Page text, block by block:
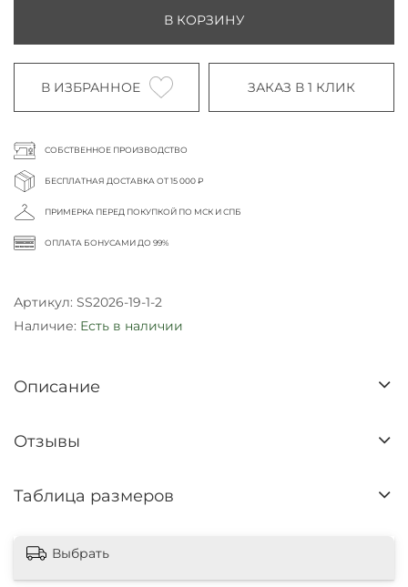
В КОРЗИНУ
В ИЗБРАННОЕ ЗАКАЗ В 1 КЛИК
СОБСТВЕННОЕ ПРОИЗВОДСТВО
БЕСПЛАТНАЯ ДОСТАВКА ОТ 15 000 ₽
ПРИМЕРКА ПЕРЕД ПОКУПКОЙ ПО МСК И СПБ
ОПЛАТА БОНУСАМИ ДО 99%
Артикул: SS2026-19-1-2
Наличие: Есть в наличии
Описание
Отзывы
Таблица размеров
Выбрать